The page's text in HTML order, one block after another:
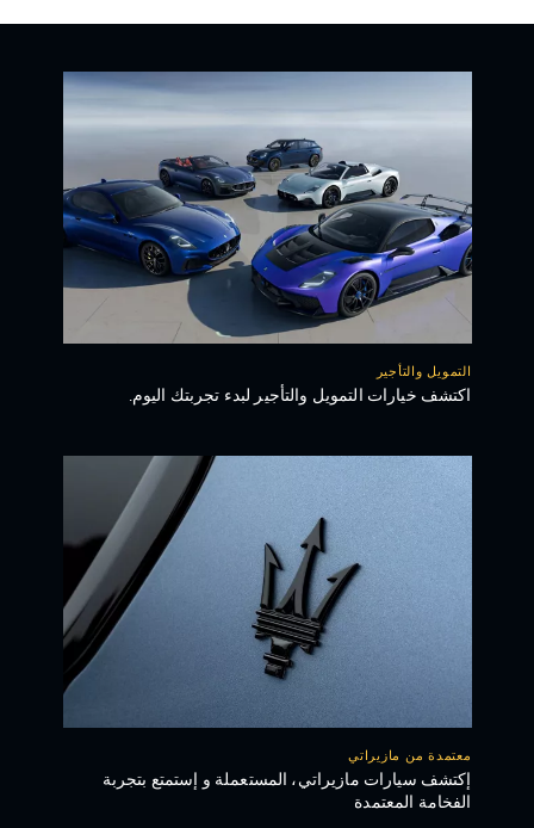
التمويل والتأجير
اكتشف خيارات التمويل والتأجير لبدء تجربتك اليوم.
معتمدة من مازيراتي
إكتشف سيارات مازيراتي، المستعملة و إستمتع بتجربة
الفخامة المعتمدة